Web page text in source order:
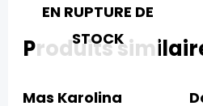
Produits
EN RUPTURE DE
STOCK
Mas Karolina